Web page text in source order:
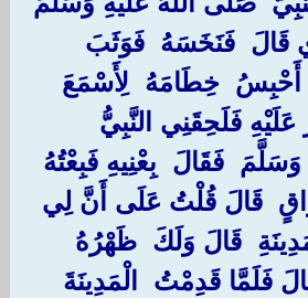
قَالَ ‏ ‏فَنَخَسَهُ ‏ ‏فَوَثَبَ
أَحْبِسُ ‏ ‏خِطَامَهُ ‏ ‏لِأَسْمَعَ
عَلَيْهِ فَلَحِقَنِي النَّبِيُّ
‏فَقَالَ ‏ ‏بِعْنِيهِ فَبِعْتُهُ
‏قَالَ قُلْتُ عَلَى أَنَّ لِي
‏قَالَ وَلَكَ ‏ ‏ظَهْرُهُ
فَلَمَّا قَدِمْتُ ‏ ‏الْمَدِينَةَ